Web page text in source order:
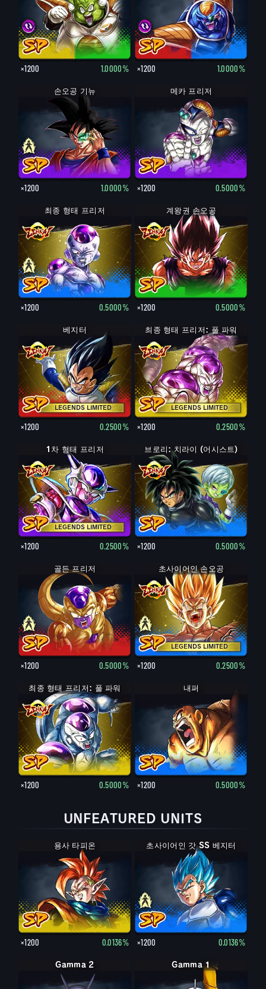
×1200 1.0000% ×1200 1.0000%
손오공 기뉴
×1200 1.0000%
메카 프리저
×1200 0.5000%
최종 형태 프리저
×1200 0.5000%
계왕권 손오공
×1200 0.5000%
LEGENDS LIMITED
베지터
×1200 0.2500%
LEGENDS LIMITED
최종 형태 프리저: 풀 파워
×1200 0.2500%
LEGENDS LIMITED
1차 형태 프리저
×1200 0.2500%
브로리: 치라이 (어시스트)
×1200 0.5000%
골든 프리저
×1200 0.5000%
LEGENDS LIMITED
초사이어인 손오공
×1200 0.2500%
최종 형태 프리저: 풀 파워
×1200 0.5000%
내퍼
×1200 0.5000%
UNFEATURED UNITS
용사 타피온
×1200 0.0136%
초사이어인 갓 SS 베지터
×1200 0.0136%
Gamma 2 Gamma 1